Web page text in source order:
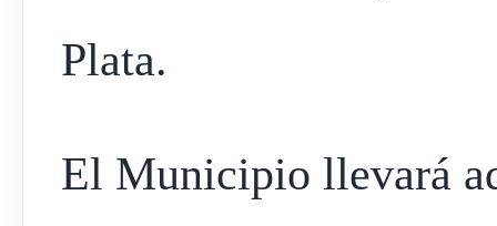
Plata.
El Municipio llevará